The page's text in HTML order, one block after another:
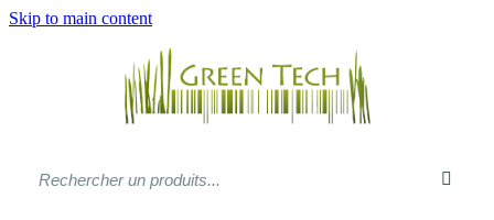
Skip to main content